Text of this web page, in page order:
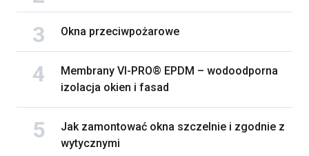
Okna przeciwpożarowe
Membrany VI-PRO® EPDM – wodoodporna
izolacja okien i fasad
Jak zamontować okna szczelnie i zgodnie z
wytycznymi